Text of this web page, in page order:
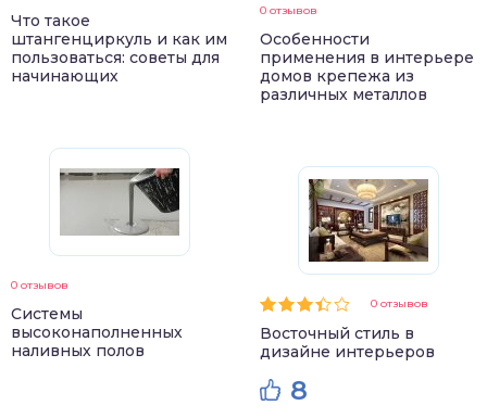
Что такое
штангенциркуль и как им
пользоваться: советы для
начинающих
0 отзывов
Системы
высоконаполненных
наливных полов
0 отзывов
Особенности
применения в интерьере
домов крепежа из
различных металлов
0 отзывов
Восточный стиль в
дизайне интерьеров
8